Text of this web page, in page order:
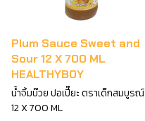
Plum Sauce Sweet and
Sour 12 X 700 ML
HEALTHYBOY
น้ำจิ้มบ๊วย ปอเปี๊ยะ ตราเด็กสมบูรณ์
12 X 700 ML